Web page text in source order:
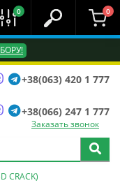
0 0
+38(063) 420 1 777
+38(066) 247 1 777
Заказать звонок
CRACK)